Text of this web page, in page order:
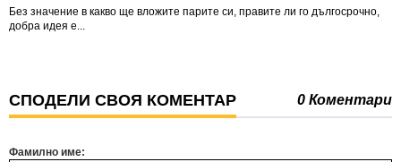
Без значение в какво ще вложите парите си, правите ли го дългосрочно,
добра идея е...
СПОДЕЛИ СВОЯ КОМЕНТАР 0 Коментари
Фамилно име: